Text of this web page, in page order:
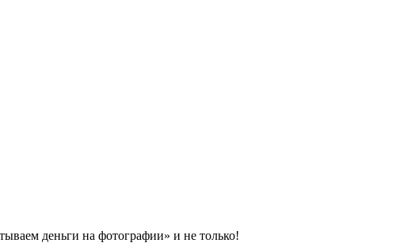
деньги на фотографии» и не только!